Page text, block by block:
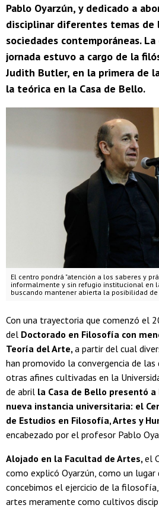
Pablo Oyarzún, y dedicado a
disciplinar diferentes temas de
sociedades contemporáneas.
jornada estuvo a cargo de la
Judith Butler, en la primera de
la teórica en la Casa de Bello.
El centro pondrá "atención a los saberes y
informalmente y sin refugio institucional en
buscando mantener abierta la posibilidad de
Con una trayectoria que comenzó el
del Doctorado en Filosofía con
Teoría del Arte, a partir del cual
han promovido la convergencia de las
otras afines cultivadas en la
de abril la Casa de Bello presentó
nueva instancia universitaria: el
de Estudios en Filosofía, Artes y
encabezado por el profesor Pablo
Alojado en la Facultad de Artes, el
como explicó Oyarzún, como un lugar
concebimos el ejercicio de la
artes meramente como cultivos